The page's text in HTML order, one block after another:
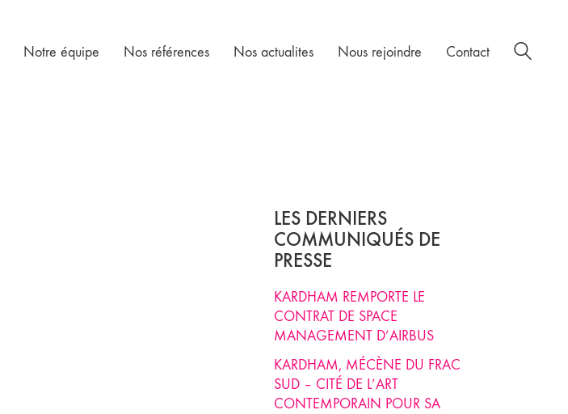
Notre équipe Nos références Nos actualites Nous rejoindre Contact
LES DERNIERS
COMMUNIQUÉS DE
PRESSE
KARDHAM REMPORTE LE
CONTRAT DE SPACE
MANAGEMENT D’AIRBUS
KARDHAM, MÉCÈNE DU FRAC
SUD – CITÉ DE L’ART
CONTEMPORAIN POUR SA